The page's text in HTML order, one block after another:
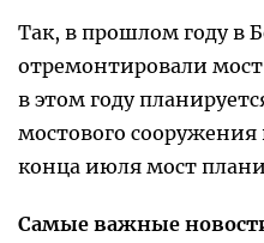
Так, в прошлом году в
отремонтировали
в этом году
мостового сооружения
конца июля мост
Самые важные